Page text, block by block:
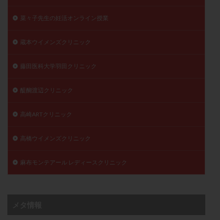
菜々子先生の妊活オンライン授業
蔵本ウイメンズクリニック
藤田医科大学羽田クリニック
醍醐渡辺クリニック
高崎ARTクリニック
高橋ウイメンズクリニック
麻布モンテアール レディースクリニック